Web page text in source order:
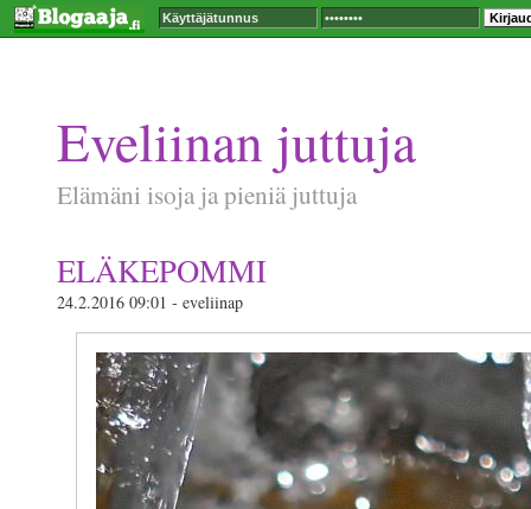
Eveliinan juttuja
Elämäni isoja ja pieniä juttuja
ELÄKEPOMMI
24.2.2016 09:01 - eveliinap